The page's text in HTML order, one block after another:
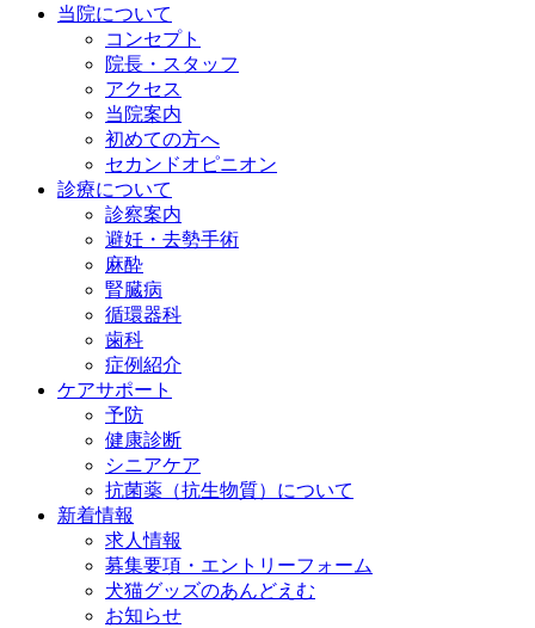
当院について
コンセプト
院長・スタッフ
アクセス
当院案内
初めての方へ
セカンドオピニオン
診療について
診察案内
避妊・去勢手術
麻酔
腎臓病
循環器科
歯科
症例紹介
ケアサポート
予防
健康診断
シニアケア
抗菌薬（抗生物質）について
新着情報
求人情報
募集要項・エントリーフォーム
犬猫グッズのあんどえむ
お知らせ